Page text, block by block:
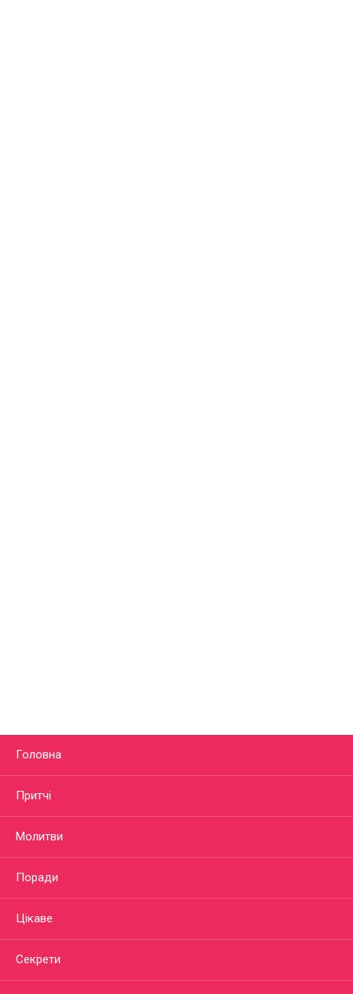
Головна
Притчі
Молитви
Поради
Цікаве
Секрети